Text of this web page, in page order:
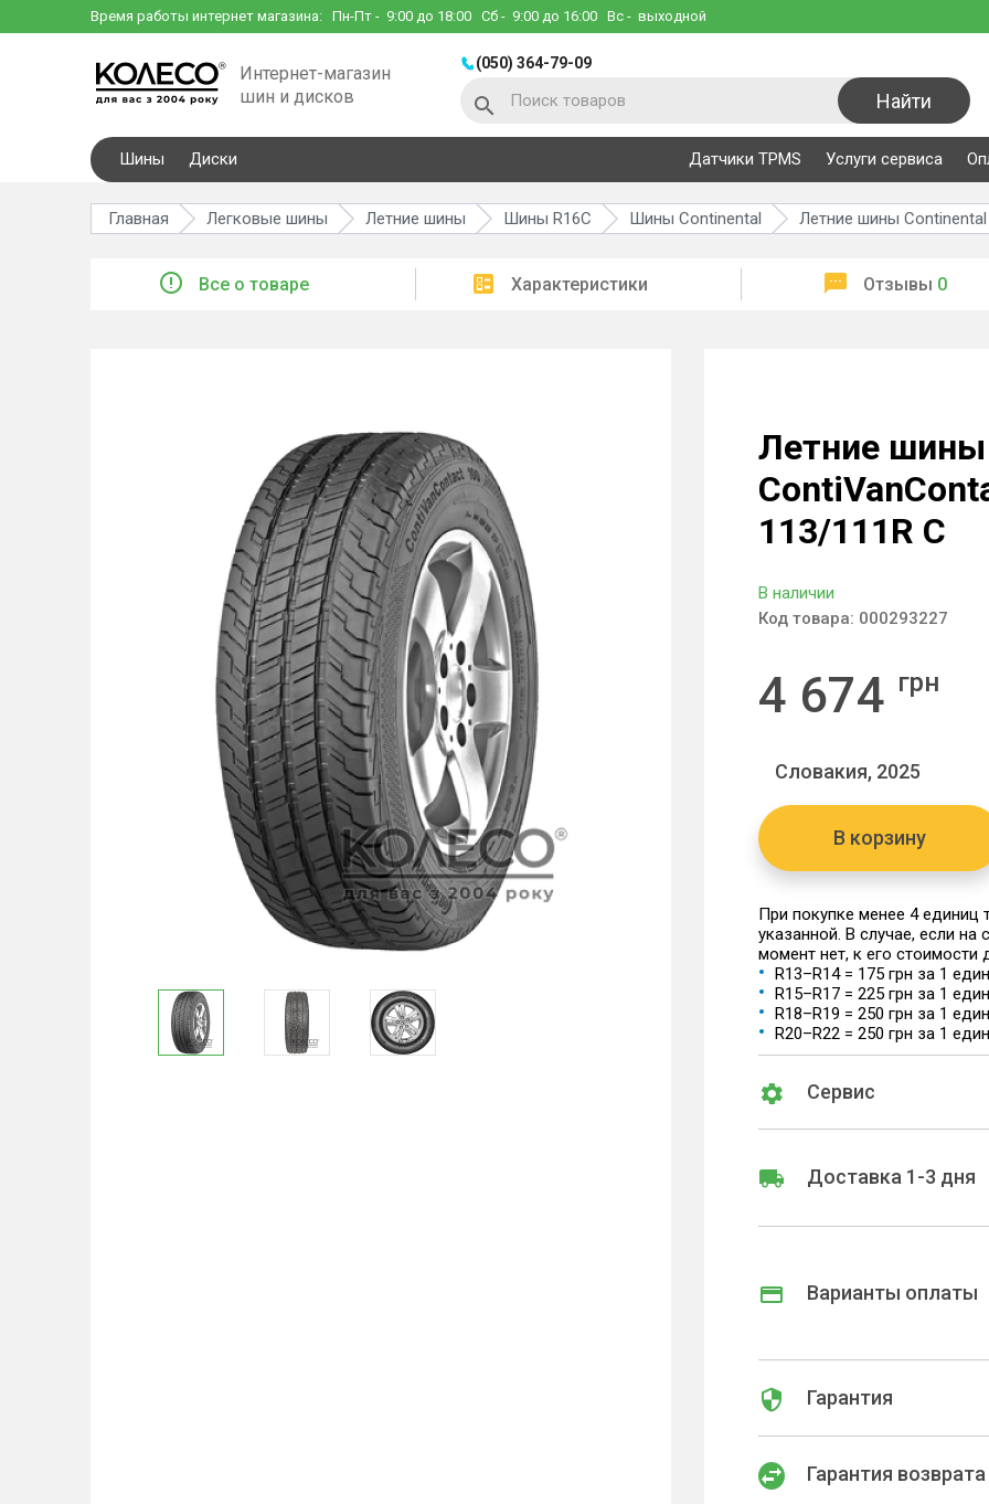
Время работы интернет магазина: Пн-Пт - 9:00 до 18:00 Сб - 9:00 до 16:00 Вс - выходной
Интернет-магазин
шин и дисков
(050) 364-79-09
Найти
Шины Диски Датчики TPMS Услуги сервиса
Главная Легковые шины Летние шины Шины R16C Шины Continental Летние шины
Все о товаре Характеристики Отзывы 0
Летние
113/111R C
В наличии
Код товара: 000293227
4 674 грн
Словакия, 2025
В корзину
При покупке менее 4
указанной. В случае, если
момент нет, к его стоимости
R13–R14 = 175 грн за 1
R15–R17 = 225 грн за 1
R18–R19 = 250 грн за 1
R20–R22 = 250 грн за 1
Сервис
Доставка 1-3 дня
Варианты оплаты
Гарантия
Гарантия возврата